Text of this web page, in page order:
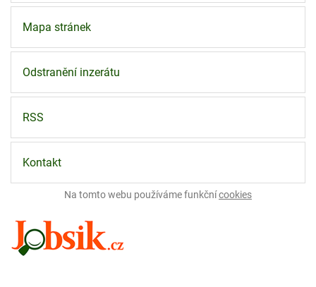
Mapa stránek
Odstranění inzerátu
RSS
Kontakt
Na tomto webu používáme funkčnícookies